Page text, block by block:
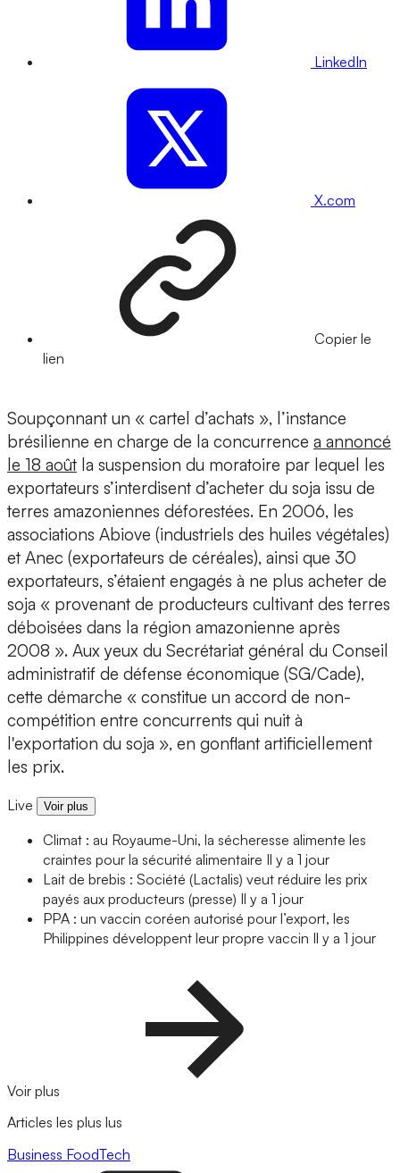
LinkedIn
X.com
Copier le
lien
Soupçonnant un « cartel d’achats », l’instance
brésilienne en charge de la concurrence a annoncé
le 18 août la suspension du moratoire par lequel les
exportateurs s’interdisent d’acheter du soja issu de
terres amazoniennes déforestées. En 2006, les
associations Abiove (industriels des huiles végétales)
et Anec (exportateurs de céréales), ainsi que 30
exportateurs, s’étaient engagés à ne plus acheter de
soja « provenant de producteurs cultivant des terres
déboisées dans la région amazonienne après
2008 ». Aux yeux du Secrétariat général du Conseil
administratif de défense économique (SG/Cade),
cette démarche « constitue un accord de non-
compétition entre concurrents qui nuit à
l'exportation du soja », en gonflant artificiellement
les prix.
Live Voir plus
Climat : au Royaume-Uni, la sécheresse alimente les
craintes pour la sécurité alimentaire Il y a 1 jour
Lait de brebis : Société (Lactalis) veut réduire les prix
payés aux producteurs (presse) Il y a 1 jour
PPA : un vaccin coréen autorisé pour l’export, les
Philippines développent leur propre vaccin Il y a 1 jour
Voir plus
Articles les plus lus
Business FoodTech